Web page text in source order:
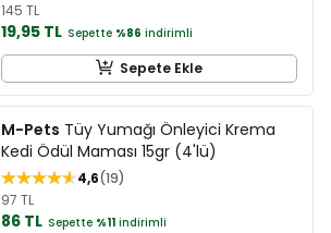
145 TL
19,95 TL Sepette %86 indirimli
Sepete Ekle
M-Pets Tüy Yumağı Önleyici Krema
Kedi Ödül Maması 15gr (4'lü)
4,6 19
97 TL
86 TL Sepette %11 indirimli